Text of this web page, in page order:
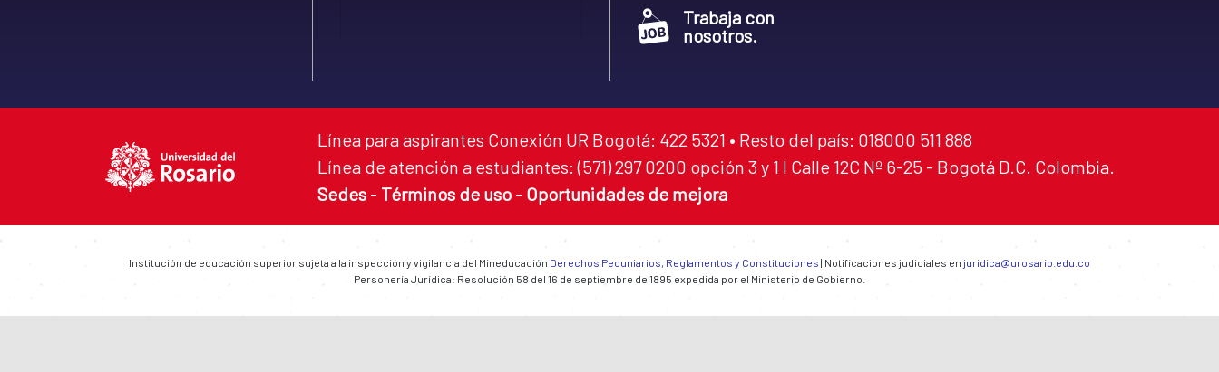
Trabaja con
nosotros.
Línea para aspirantes Conexión UR Bogotá: 422 5321 • Resto del país: 018000 511 888
Línea de atención a estudiantes: (571) 297 0200 opción 3 y 1 I Calle 12C Nº 6-25 - Bogotá D.C. Colombia.
Sedes - Términos de uso - Oportunidades de mejora
Institución de educación superior sujeta a la inspección y vigilancia del Mineducación Derechos Pecuniarios, Reglamentos y Constituciones | Notificaciones judiciales en juridica@urosario.edu.co
Personería Jurídica: Resolución 58 del 16 de septiembre de 1895 expedida por el Ministerio de Gobierno.